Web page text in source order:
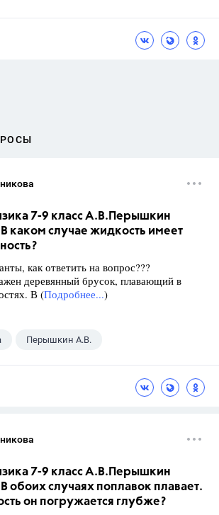
7-9 класс А.В.Перышкин
каком случае жидкость имеет
как ответить на вопрос???
деревянный брусок, плавающий в
В (Подробнее...)
Перышкин А.В.
7-9 класс А.В.Перышкин
обоих случаях поплавок плавает.
он погружается глубже?